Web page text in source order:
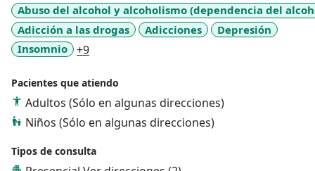
Abuso del alcohol y alcoholismo (dependencia del
Adicción a las drogas
Adicciones
Depresión
Insomnio
+9a11y_sr_more_diseases
Pacientes que atiendo
Adultos (Sólo en algunas direcciones)
Niños (Sólo en algunas direcciones)
Tipos de consulta